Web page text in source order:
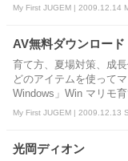
My First JUGEM | 2009.12.14
AV無料ダウンロー
育て方、夏場対策、成
どのアイテムを使って
Windows」Win マリモ
My First JUGEM | 2009.12.13
光岡ディオン